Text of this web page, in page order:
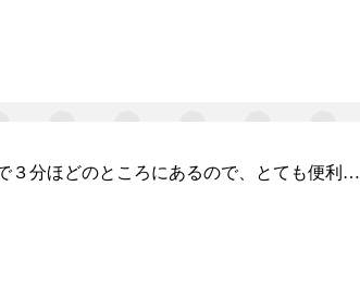
３分ほどのところにあるので、とても便利…